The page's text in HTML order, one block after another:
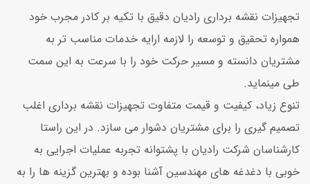
تجهیزات نقشه برداری رادیان دقیق با تکیه بر کادر مجرب خود
همواره تحقیق و توسعه را لازمه ارایه خدمات مناسب تر به
مشتریان دانسته و مسیر حرکت خود را با سرعت به این سمت
طی مینماید.
تنوع زیاد، کیفیت و قیمت متفاوت تجهیزات نقشه برداری اغلب
تصمیم گیری را برای مشتریان دشوار می سازد. در این راستا
کارشناسان شرکت رادیان با پشتوانه تجربه عملیات اجرایی به
خوبی با دغدغه های مهندسین آشنا بوده و بهترین گزینه ها را به